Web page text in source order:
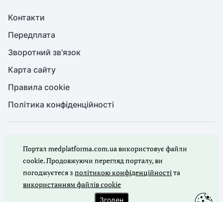
Контакти
Передплата
Зворотний зв'язок
Карта сайту
Правила cookie
Політика конфіденційності
Повне або часткове копіювання будь-яких матеріалів порталу,
цитування, публікація їх анотованих оглядів допускаються лише
з письмового дозволу редакції порталу.
Ми в соцмережах
Портал medplatforma.com.ua використовує файли
cookie. Продовжуючи перегляд порталу, ви
погоджуєтеся зполітикою конфіденційностіта
використанням файлів cookie
Згоден